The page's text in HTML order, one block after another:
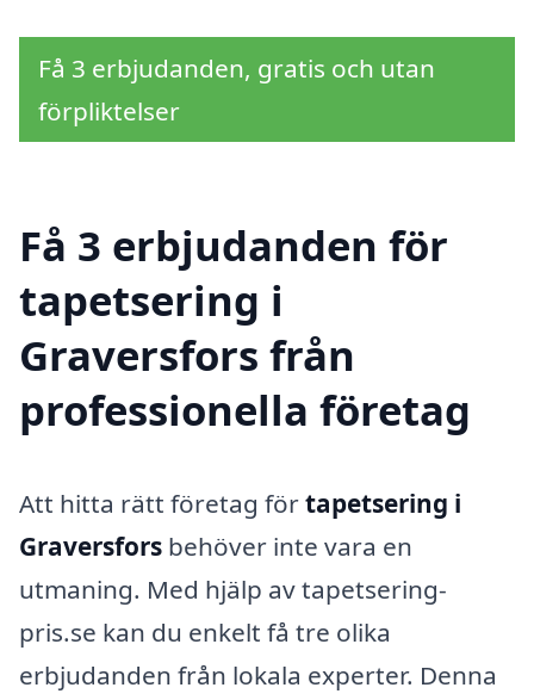
Få 3 erbjudanden, gratis och utan
förpliktelser
Få 3 erbjudanden för
tapetsering i
Graversfors från
professionella företag
Att hitta rätt företag förtapetsering i
Graversfors behöver inte vara en
utmaning. Med hjälp av tapetsering-
pris.se kan du enkelt få tre olika
erbjudanden från lokala experter. Denna